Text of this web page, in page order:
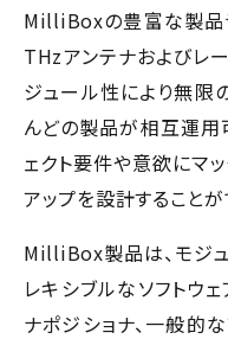
MilliBoxの豊富な製品
THzアンテナおよびレ
ジュール性により無限
んどの製品が相互運用
ェクト要件や意欲にマ
アップを設計することが
MilliBox製品は、モジ
レキシブルなソフトウ
ナポジショナ、一般的